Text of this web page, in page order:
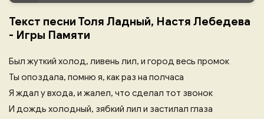
Текст песни Толя Ладный, Настя Лебедева
- Игры Памяти
Был жуткий холод, ливень лил, и город весь промок
Ты опоздала, помню я, как раз на полчаса
Я ждал у входа, и жалел, что сделал тот звонок
И дождь холодный, зябкий лил и застилал глаза